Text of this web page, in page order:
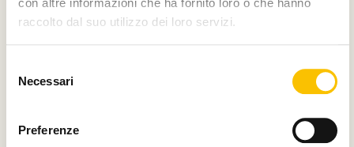
con altre informazioni che ha fornito loro o che hanno
raccolto dal suo utilizzo dei loro servizi.
delNecessari
Preferenze